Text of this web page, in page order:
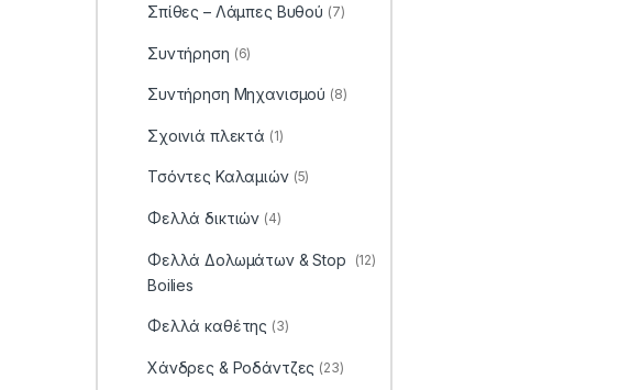
Σπίθες – Λάμπες Βυθού (7)
Συντήρηση (6)
Συντήρηση Μηχανισμού (8)
Σχοινιά πλεκτά (1)
Τσόντες Καλαμιών (5)
Φελλά δικτιών (4)
Φελλά Δολωμάτων & Stop
Boilies
(12)
Φελλά καθέτης (3)
Χάνδρες & Ροδάντζες (23)